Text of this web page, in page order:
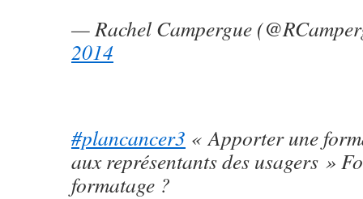
— Rachel Campergue
2014
#plancancer3 « Apporter une
aux représentants des usagers »
formatage ?